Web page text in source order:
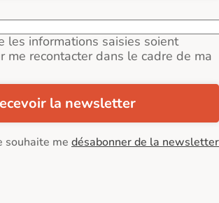
les informations saisies soient
me recontacter dans le cadre de ma
la newsletter
souhaite me désabonner de la newsletter